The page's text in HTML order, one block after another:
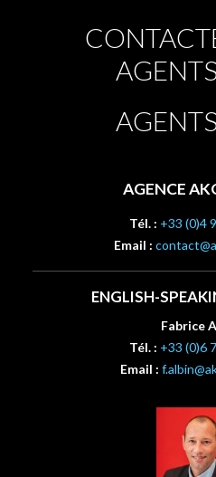
AGENCE
Tél. : +33 (0)4
Email :
ENGLISH-
Fabrice
Tél. : +33 (0)6
Email :